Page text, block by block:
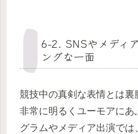
6-2. SNSやメディ
ングな一面
競技中の真剣な表情とは
非常に明るくユーモアにあ
グラムやメディア出演で